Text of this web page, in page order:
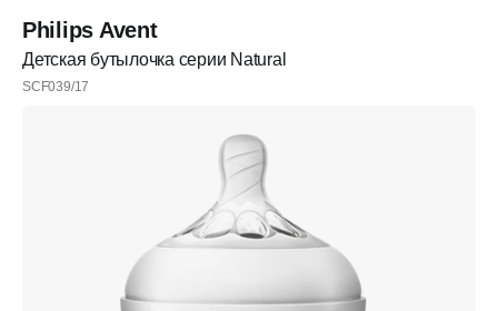
Philips Avent
Детская бутылочка серии Natural
SCF039/17